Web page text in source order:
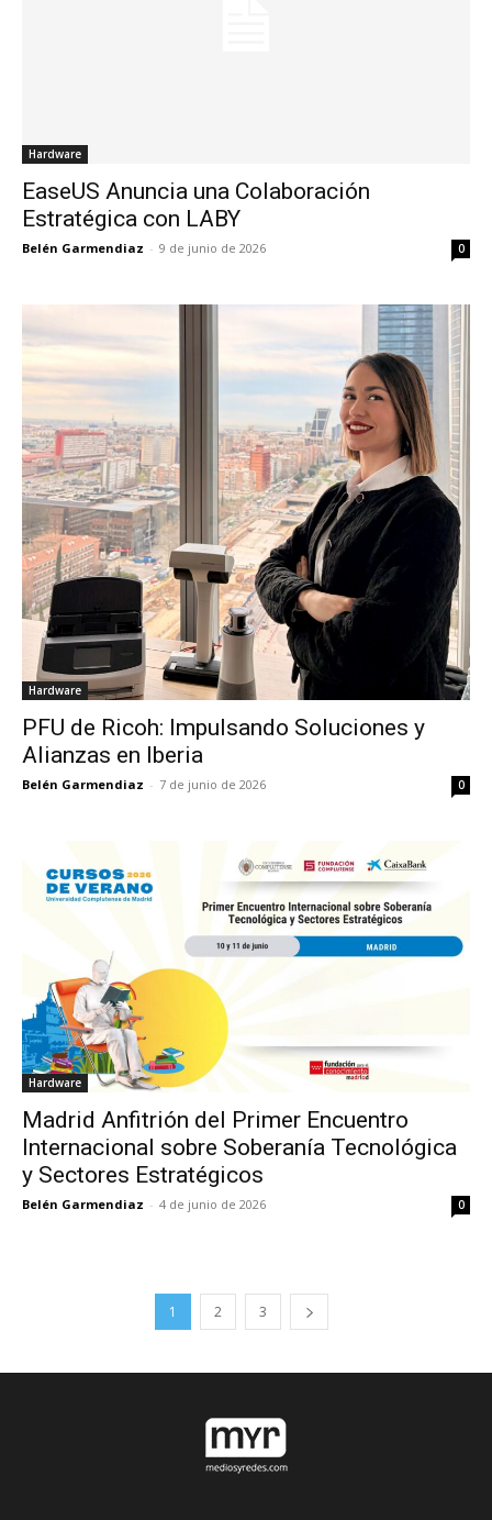
Hardware
EaseUS Anuncia una Colaboración
Estratégica con LABY
Belén Garmendiaz - 9 de junio de 2026 0
Hardware
PFU de Ricoh: Impulsando Soluciones y
Alianzas en Iberia
Belén Garmendiaz - 7 de junio de 2026 0
Hardware
Madrid Anfitrión del Primer Encuentro
Internacional sobre Soberanía Tecnológica
y Sectores Estratégicos
Belén Garmendiaz - 4 de junio de 2026 0
1 2 3